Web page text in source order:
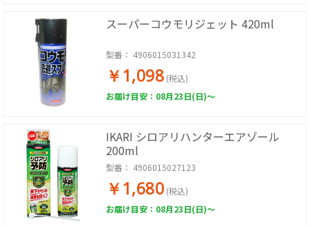
スーパーコウモリジェット 420ml
型番： 4906015031342
￥1,098 (税込)
お届け目安：08月23日(日)～
IKARI シロアリハンターエアゾール
200ml
型番： 4906015027123
￥1,680 (税込)
お届け目安：08月23日(日)～